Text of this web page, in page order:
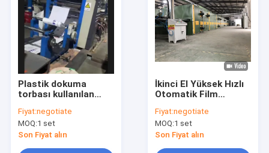
Plastik dokuma
torbası kullanılan
laminasyon makinesi
236m/Min Otomatik
Fiyat:negotiate
MOQ:1 set
Son Fiyat alın
İkinci El Yüksek Hızlı
Otomatik Film
Makinesi
Fiyat:negotiate
MOQ:1 set
Son Fiyat alın